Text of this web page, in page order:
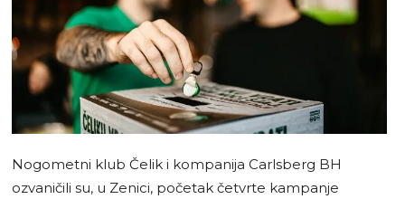
Nogometni klub Čelik i kompanija Carlsberg BH
ozvaničili su, u Zenici, početak četvrte kampanje